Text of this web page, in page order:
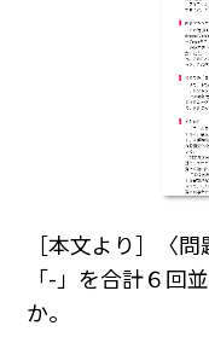
［本文より］〈
「-」を合計６回
か。